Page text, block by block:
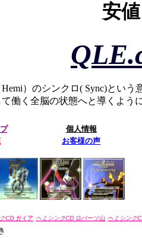
安値
）のシンクロ( Sync)という
働く全脳の状態へと導くよう
個人情報
お客様の声
CD ガイア ヘミシンクCD ロバーツ山 ヘミシンク